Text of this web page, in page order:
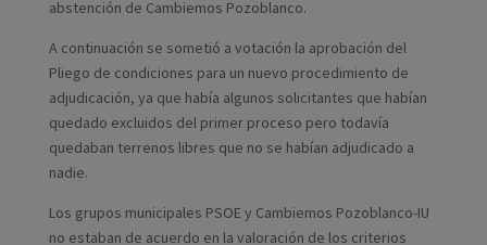
abstención de Cambiemos Pozoblanco.
A continuación se sometió a votación la aprobación del
Pliego de condiciones para un nuevo procedimiento de
adjudicación, ya que había algunos solicitantes que habían
quedado excluidos del primer proceso pero todavía
quedaban terrenos libres que no se habían adjudicado a
nadie.
Los grupos municipales PSOE y Cambiemos Pozoblanco-IU
no estaban de acuerdo en la valoración de los criterios